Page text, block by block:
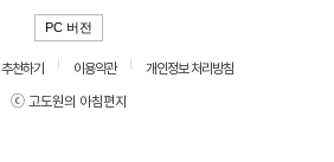
PC 버전
추천하기 이용약관
개인정보 처리방침
ⓒ 고도원의 아침편지